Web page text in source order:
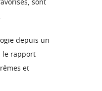
sont
depuis un
le rapport
et